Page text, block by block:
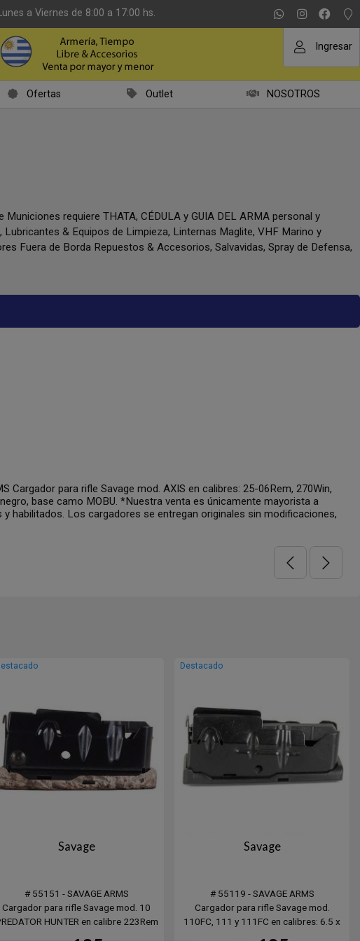
a Viernes de 8:00 a 17:00 hs.
Ingresar
Ofertas Outlet NOSOTROS
requiere THATA, CÉDULA y GUIA DEL ARMA personal y
& Equipos de Limpieza, Linternas Maglite, VHF Marino y
Fuera de Borda Repuestos & Accesorios, Salvavidas, Spray de Defensa,
Cargador para rifle Savage mod. AXIS en calibres: 25-06Rem, 270Win,
base camo MOBU. *Nuestra venta es únicamente mayorista a
habilitados. Los cargadores se entregan originales sin modificaciones,
Savage
# 55151 - SAVAGE ARMS
Cargador para rifle Savage mod. 10
HUNTER en calibre 223Rem
Destacado
Savage
# 55119 - SAVAGE ARMS
Cargador para rifle Savage mod.
110FC, 111 y 111FC en calibres: 6.5 x